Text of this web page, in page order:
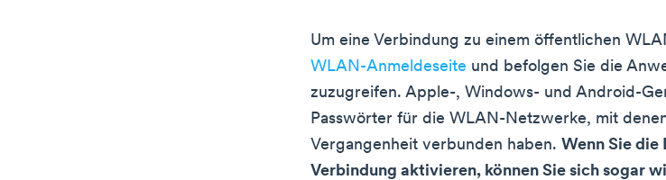
Um eine Verbindung zu einem öffentlichen
WLAN-Anmeldeseite und befolgen Sie die
zuzugreifen. Apple-, Windows- und Android-
Passwörter für die WLAN-Netzwerke, mit
Vergangenheit verbunden haben. Wenn Sie
Verbindung aktivieren, können Sie sich sogar